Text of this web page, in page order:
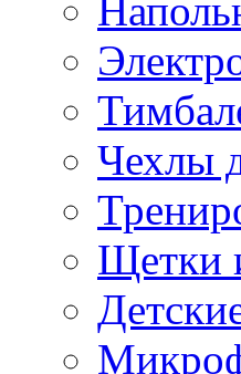
Чехлы
Щетки